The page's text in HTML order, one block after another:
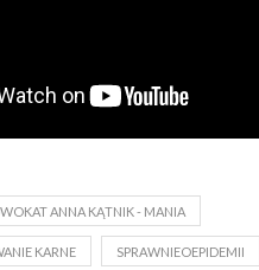
ANNA KĄTNIK - MANIA
KARNE SPRAWNIEOEPIDEMII